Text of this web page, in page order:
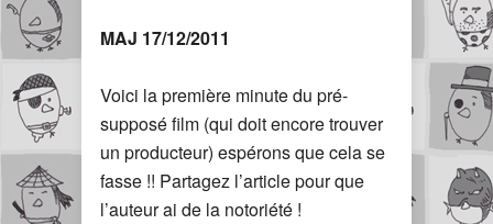
MAJ 17/12/2011
Voici la première minute du pré-
supposé film (qui doit encore trouver
un producteur) espérons que cela se
fasse !! Partagez l’article pour que
l’auteur ai de la notoriété !